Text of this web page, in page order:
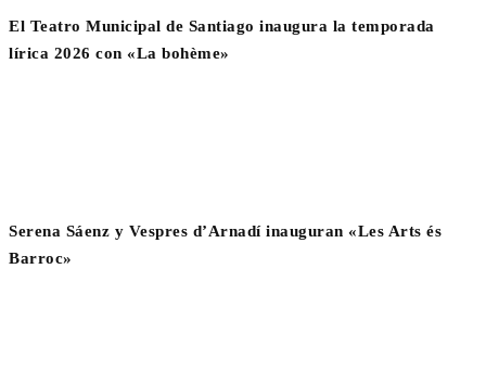
El Teatro Municipal de Santiago inaugura la temporada
lírica 2026 con «La bohème»
Serena Sáenz y Vespres d’Arnadí inauguran «Les Arts és
Barroc»